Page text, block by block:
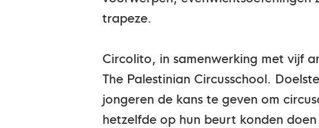
trapeze.
Circolito, in samenwerking met vijf
The Palestinian Circusschool.
jongeren de kans te geven om
hetzelfde op hun beurt konden